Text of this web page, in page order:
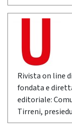
Rivista on line
fondata e
editoriale:
Tirreni,